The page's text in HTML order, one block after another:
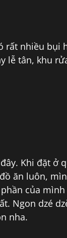
rất nhiều bụi
lễ tân, khu
Khi đặt ở
ăn luôn,
của
Ngon dzé
nha.